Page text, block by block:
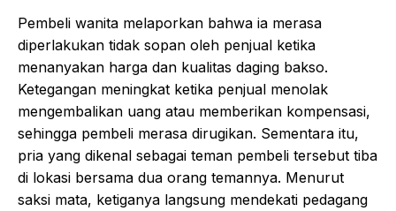
Pembeli wanita melaporkan bahwa ia merasa
diperlakukan tidak sopan oleh penjual ketika
menanyakan harga dan kualitas daging bakso.
Ketegangan meningkat ketika penjual menolak
mengembalikan uang atau memberikan kompensasi,
sehingga pembeli merasa dirugikan. Sementara itu,
pria yang dikenal sebagai teman pembeli tersebut tiba
di lokasi bersama dua orang temannya. Menurut
saksi mata, ketiganya langsung mendekati pedagang